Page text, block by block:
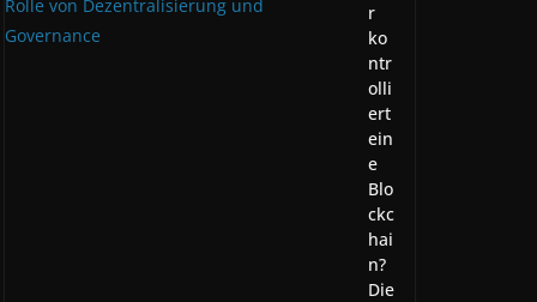
r
ko
ntr
olli
ert
ein
e
Blo
ckc
hai
n?
Die